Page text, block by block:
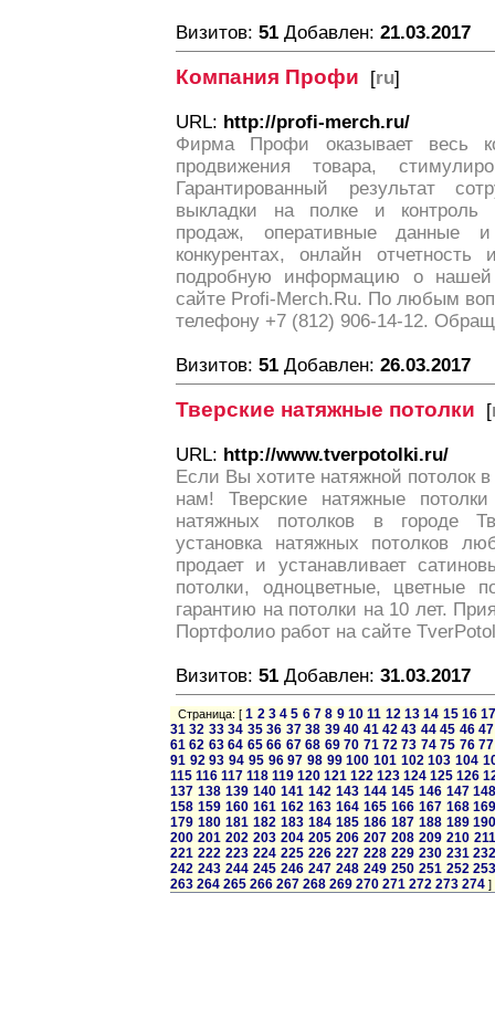
Визитов: 51 Добавлен: 21.03.2017
Компания Профи [ru]
URL: http://profi-merch.ru/
Фирма Профи оказывает весь
продвижения товара,
Гарантированный результат
выкладки на полке и контроль
продаж, оперативные данные
конкурентах, онлайн
подробную информацию о
сайте Profi-Merch.Ru. По любым
телефону +7 (812) 906-14-12.
Визитов: 51 Добавлен: 26.03.2017
Тверские натяжные потолки [
URL: http://www.tverpotolki.ru/
Если Вы хотите натяжной потолок
нам! Тверские натяжные
натяжных потолков в городе
установка натяжных потолков
продает и устанавливает
потолки, одноцветные, цветные
гарантию на потолки на 10 лет.
Портфолио работ на сайте
Визитов: 51 Добавлен: 31.03.2017
Страница: [1 2 3 4 5 6 7 8 9 10 11 12 13 14 15 16
31 32 33 34 35 36 37 38 39 40 41 42 43 44 45 46 47
61 62 63 64 65 66 67 68 69 70 71 72 73 74 75 76 77
91 92 93 94 95 96 97 98 99 100 101 102 103 104
115 116 117 118 119 120 121 122 123 124 125 126
137 138 139 140 141 142 143 144 145 146 147
158 159 160 161 162 163 164 165 166 167 168
179 180 181 182 183 184 185 186 187 188 189
200 201 202 203 204 205 206 207 208 209 210 211
221 222 223 224 225 226 227 228 229 230 231
242 243 244 245 246 247 248 249 250 251 252
263 264 265 266 267 268 269 270 271 272 273 274 ]